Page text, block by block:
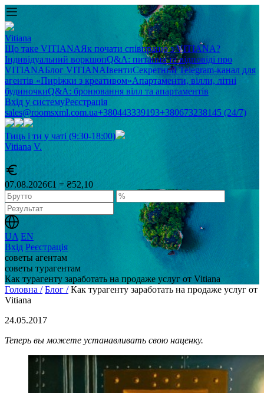
Vitiana
Що таке VITIANAЯк почати співпрацю з VITIANA?
Індивідуальний воркшопQ&A: питання та відповіді про
VITIANAБлог VITIANAІвентиСекретний Telegram-канал для
агентів «Пиріжки з креативом»Апартаменти, вілли, літні
будиночкиQ&A: бронювання вілл та апартаментів
Вхід у системуРеєстрація
sales@roomsxml.com.ua+380443339193+380673238145 (24/7)
Тиць і ти у чаті (9:30-18:00)
Vitiana V.
07.08.2026€1 = ₴52,10
UA EN
Вхід Реєстрація
советы агентам
советы турагентам
Как турагенту заработать на продаже услуг от Vitiana
Головна / Блог / Как турагенту заработать на продаже услуг от
Vitiana
24.05.2017
Теперь вы можете устанавливать свою наценку.